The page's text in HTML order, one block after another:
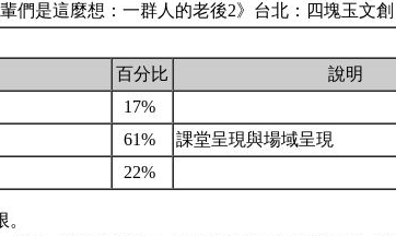
們是這麼想：一群人的老後2》台北：四塊玉文創
百分比
說明
17%
61%
課堂呈現與場域呈現
22%